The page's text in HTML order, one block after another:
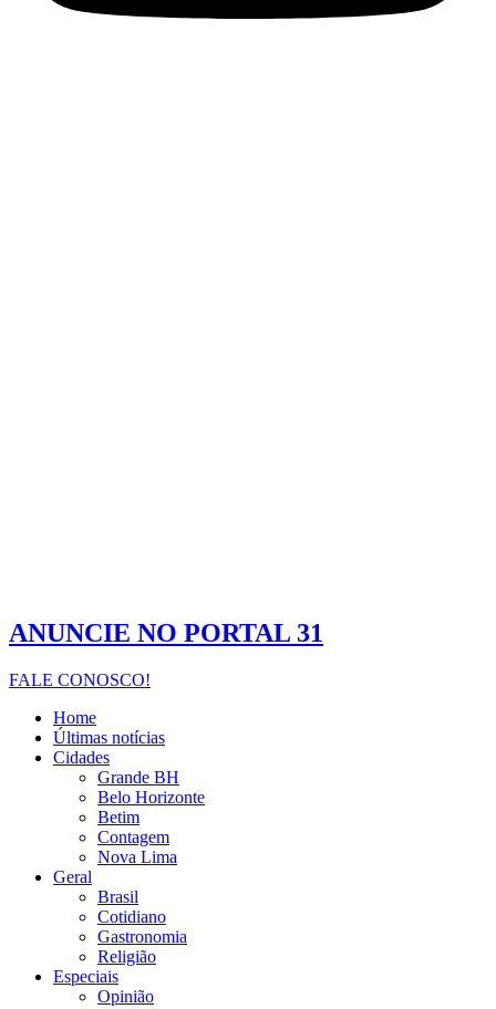
ANUNCIE NO PORTAL 31
FALE CONOSCO!
Home
Últimas notícias
Cidades
Grande BH
Belo Horizonte
Betim
Contagem
Nova Lima
Geral
Brasil
Cotidiano
Gastronomia
Religião
Especiais
Opinião